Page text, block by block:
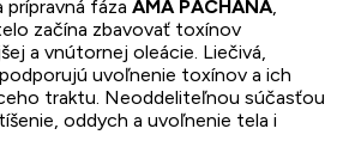
prípravná fáza ÁMA PÁCHANA,
začína zbavovať toxínov
a vnútornej oleácie. Liečivá,
uvoľnenie toxínov a ich
traktu. Neoddeliteľnou súčasťou
oddych a uvoľnenie tela i